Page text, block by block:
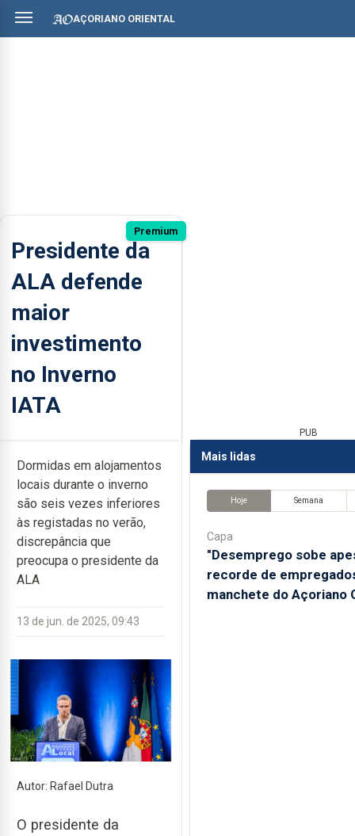
AÇORIANO ORIENTAL
Premium
Presidente da
ALA defende
maior
investimento
no Inverno
IATA
Dormidas em alojamentos
locais durante o inverno
são seis vezes inferiores
às registadas no verão,
discrepância que
preocupa o presidente da
ALA
13 de jun. de 2025, 09:43
Autor: Rafael Dutra
O presidente da
PUB
Mais lidas
Hoje Semana
Capa
"Desemprego sobe
recorde de
manchete do Açoriano